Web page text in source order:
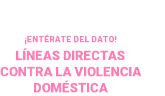
¡ENTÉRATE DEL DATO!
LÍNEAS DIRECTAS
CONTRA LA VIOLENCIA
DOMÉSTICA